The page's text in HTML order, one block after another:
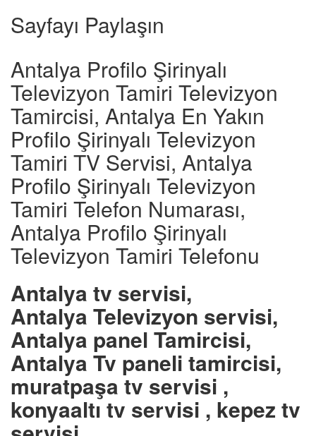
Sayfayı Paylaşın
Antalya Profilo Şirinyalı
Televizyon Tamiri Televizyon
Tamircisi, Antalya En Yakın
Profilo Şirinyalı Televizyon
Tamiri TV Servisi, Antalya
Profilo Şirinyalı Televizyon
Tamiri Telefon Numarası,
Antalya Profilo Şirinyalı
Televizyon Tamiri Telefonu
Antalya tv servisi,
Antalya Televizyon servisi,
Antalya panel Tamircisi,
Antalya Tv paneli tamircisi,
muratpaşa tv servisi ,
konyaaltı tv servisi , kepez tv